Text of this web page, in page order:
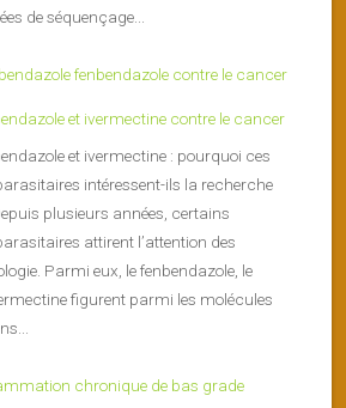
de séquençage...
et ivermectine contre le cancer
et ivermectine : pourquoi ces
intéressent-ils la recherche
plusieurs années, certains
attirent l’attention des
Parmi eux, le fenbendazole, le
figurent parmi les molécules